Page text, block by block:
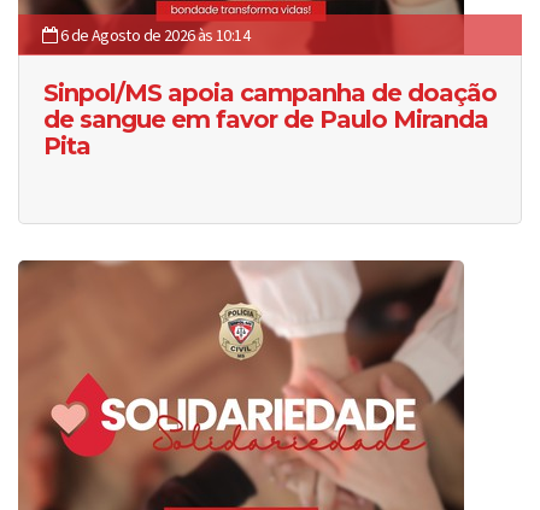
6 de Agosto de 2026 às 10:14
Sinpol/MS apoia campanha de doação
de sangue em favor de Paulo Miranda
Pita